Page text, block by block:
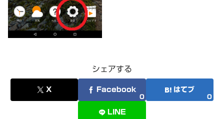
シェアする
X Facebook
0
はてブ
0
LINE